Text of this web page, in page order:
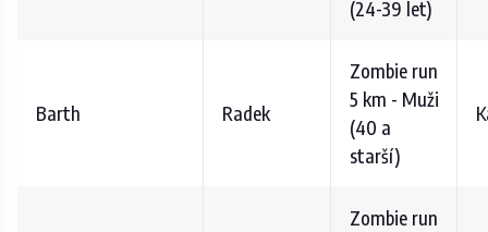
(24-39 let)
Barth Radek
Zombie run
5 km - Muži
(40 a
starší)
Zombie run